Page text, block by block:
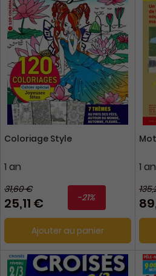
Coloriage Style
1 an
31,60 €
25,11 € -21%
Ajouter au panier
1 an